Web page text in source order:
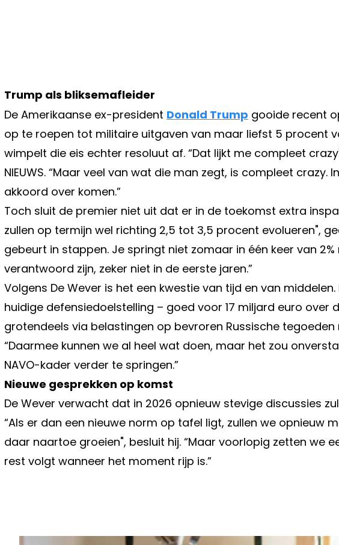
Trump als bliksemafleider
De Amerikaanse ex-president Donald Trump gooide recent
op te roepen tot militaire uitgaven van maar liefst 5 procent
wimpelt die eis echter resoluut af. “Dat lijkt me compleet
NIEUWS. “Maar veel van wat die man zegt, is compleet crazy.
akkoord over komen.”
Toch sluit de premier niet uit dat er in de toekomst extra
zullen op termijn wel richting 2,5 tot 3,5 procent evolueren",
gebeurt in stappen. Je springt niet zomaar in één keer van 2%
verantwoord zijn, zeker niet in de eerste jaren.”
Volgens De Wever is het een kwestie van tijd en van
huidige defensiedoelstelling – goed voor 17 miljard euro over
grotendeels via belastingen op bevroren Russische
“Daarmee kunnen we al heel wat doen, maar het zou
NAVO-kader verder te springen.”
Nieuwe gesprekken op komst
De Wever verwacht dat in 2026 opnieuw stevige discussies
“Als er dan een nieuwe norm op tafel ligt, zullen we opnieuw
daar naartoe groeien", besluit hij. “Maar voorlopig zetten we
rest volgt wanneer het moment rijp is.”
GEVAARLIJK WORDEN